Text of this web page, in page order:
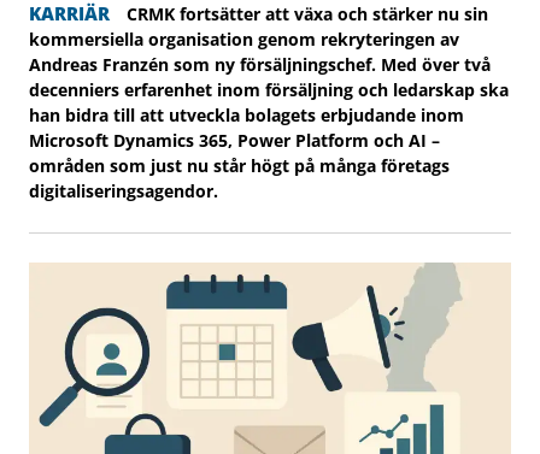
KARRIÄR
CRMK fortsätter att växa och stärker nu sin
kommersiella organisation genom rekryteringen av
Andreas Franzén som ny försäljningschef. Med över två
decenniers erfarenhet inom försäljning och ledarskap ska
han bidra till att utveckla bolagets erbjudande inom
Microsoft Dynamics 365, Power Platform och AI –
områden som just nu står högt på många företags
digitaliseringsagendor.